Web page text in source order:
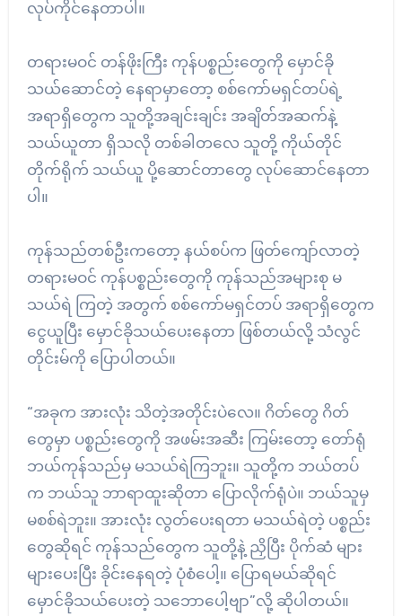
လုပ်ကိုင်နေတာပါ။
တရားမဝင် တန်ဖိုးကြီး ကုန်ပစ္စည်းတွေကို မှောင်ခို
သယ်ဆောင်တဲ့ နေရာမှာတော့ စစ်ကော်မရှင်တပ်ရဲ့
အရာရှိတွေက သူတို့အချင်းချင်း အချိတ်အဆက်နဲ့
သယ်ယူတာ ရှိသလို တစ်ခါတလေ သူတို့ ကိုယ်တိုင်
တိုက်ရိုက် သယ်ယူ ပို့ဆောင်တာတွေ လုပ်ဆောင်နေတာ
ပါ။
ကုန်သည်တစ်ဦးကတော့ နယ်စပ်က ဖြတ်ကျော်လာတဲ့
တရားမဝင် ကုန်ပစ္စည်းတွေကို ကုန်သည်အများစု မ
သယ်ရဲ ကြတဲ့ အတွက် စစ်ကော်မရှင်တပ် အရာရှိတွေက
ငွေယူပြီး မှောင်ခိုသယ်ပေးနေတာ ဖြစ်တယ်လို့ သံလွင်
တိုင်းမ်ကို ပြောပါတယ်။
“အခုက အားလုံး သိတဲ့အတိုင်းပဲလေ။ ဂိတ်တွေ ဂိတ်
တွေမှာ ပစ္စည်းတွေကို အဖမ်းအဆီး ကြမ်းတော့ တော်ရုံ
ဘယ်ကုန်သည်မှ မသယ်ရဲကြဘူး။ သူတို့က ဘယ်တပ်
က ဘယ်သူ ဘာရာထူးဆိုတာ ပြောလိုက်ရုံပဲ။ ဘယ်သူမှ
မစစ်ရဲဘူး။ အားလုံး လွတ်ပေးရတာ မသယ်ရဲတဲ့ ပစ္စည်း
တွေဆိုရင် ကုန်သည်တွေက သူတို့နဲ့ ညှိပြီး ပိုက်ဆံ များ
များပေးပြီး ခိုင်းနေရတဲ့ ပုံစံပေါ့။ ပြောရမယ်ဆိုရင်
မှောင်ခိုသယ်ပေးတဲ့ သဘောပေါ့ဗျာ”လို့ ဆိုပါတယ်။